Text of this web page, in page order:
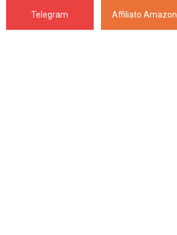
Telegram Affiliato Amazon